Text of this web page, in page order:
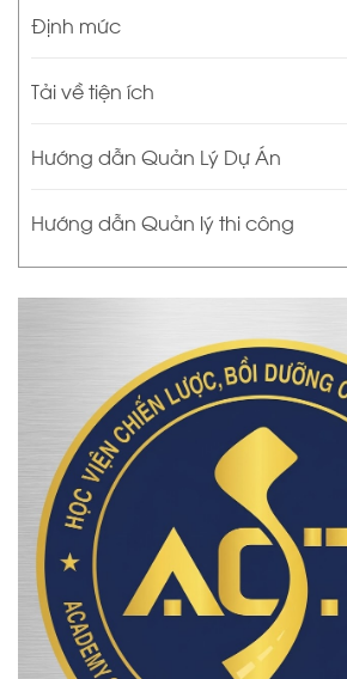
Định mức
Tải về tiện ích
Hướng dẫn Quản Lý Dự Án
Hướng dẫn Quản lý thi công